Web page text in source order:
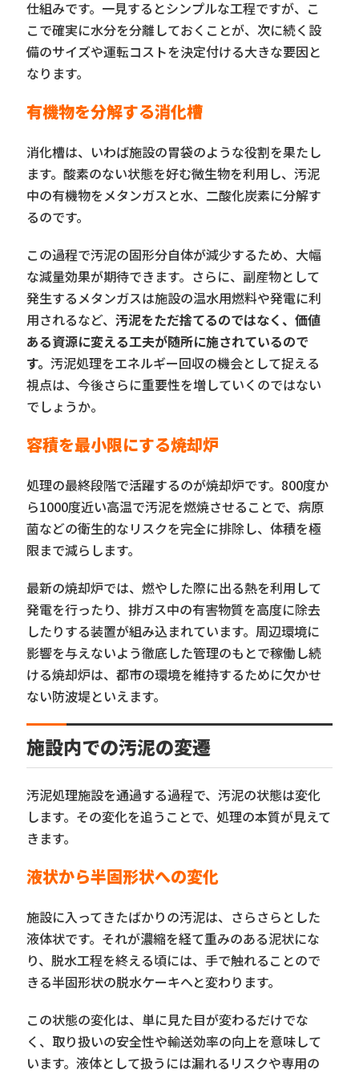
仕組みです。一見するとシンプルな工程ですが、こ
こで確実に水分を分離しておくことが、次に続く設
備のサイズや運転コストを決定付ける大きな要因と
なります。
有機物を分解する消化槽
消化槽は、いわば施設の胃袋のような役割を果たし
ます。酸素のない状態を好む微生物を利用し、汚泥
中の有機物をメタンガスと水、二酸化炭素に分解す
るのです。
この過程で汚泥の固形分自体が減少するため、大幅
な減量効果が期待できます。さらに、副産物として
発生するメタンガスは施設の温水用燃料や発電に利
用されるなど、汚泥をただ捨てるのではなく、価値
ある資源に変える工夫が随所に施されているので
す。汚泥処理をエネルギー回収の機会として捉える
視点は、今後さらに重要性を増していくのではない
でしょうか。
容積を最小限にする焼却炉
処理の最終段階で活躍するのが焼却炉です。800度か
ら1000度近い高温で汚泥を燃焼させることで、病原
菌などの衛生的なリスクを完全に排除し、体積を極
限まで減らします。
最新の焼却炉では、燃やした際に出る熱を利用して
発電を行ったり、排ガス中の有害物質を高度に除去
したりする装置が組み込まれています。周辺環境に
影響を与えないよう徹底した管理のもとで稼働し続
ける焼却炉は、都市の環境を維持するために欠かせ
ない防波堤といえます。
施設内での汚泥の変遷
汚泥処理施設を通過する過程で、汚泥の状態は変化
します。その変化を追うことで、処理の本質が見えて
きます。
液状から半固形状への変化
施設に入ってきたばかりの汚泥は、さらさらとした
液体状です。それが濃縮を経て重みのある泥状にな
り、脱水工程を終える頃には、手で触れることので
きる半固形状の脱水ケーキへと変わります。
この状態の変化は、単に見た目が変わるだけでな
く、取り扱いの安全性や輸送効率の向上を意味して
います。液体として扱うには漏れるリスクや専用の